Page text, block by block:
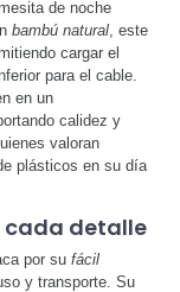
de noche
bambú natural, este
cargar el
para el cable.
en un
calidez y
valoran
plásticos en su día
cada detalle
por su fácil
y transporte. Su